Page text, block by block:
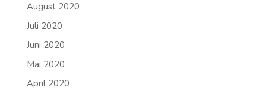
August 2020
Juli 2020
Juni 2020
Mai 2020
April 2020